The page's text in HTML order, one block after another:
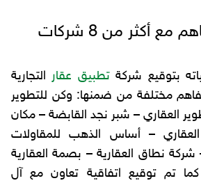
أكثر من 8 شركات
بتوقيع شركةتطبيق عقار التجارية
تفاهم مختلفة من ضمنها: وكن للتطوير
العقاري – شبر نجد القابضة – مكان
العقاري – أساس الذهب للمقاولات
شركة نطاق العقارية – بصمة العقارية
كما تم توقيع اتفاقية تعاون مع آل